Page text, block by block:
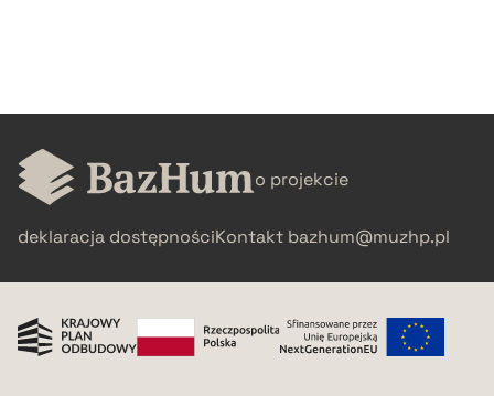
o projekcie
deklaracja dostępnościKontakt bazhum@muzhp.pl